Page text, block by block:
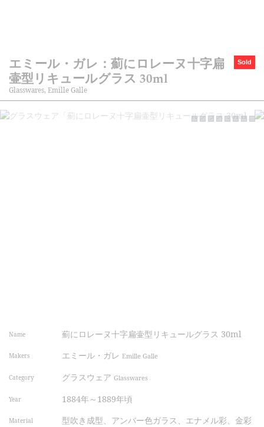
Sold
エミール・ガレ：薊にロレーヌ十字扁
壷型リキュールグラス 30ml
Glasswares, Emille Galle
Name 薊にロレーヌ十字扁壷型リキュールグラス 30ml
Makers エミール・ガレ Emille Galle
Category グラスウェア Glasswares
Year 1884年～1889年頃
Material 型吹き成型、アンバー色ガラス、エナメル彩、金彩